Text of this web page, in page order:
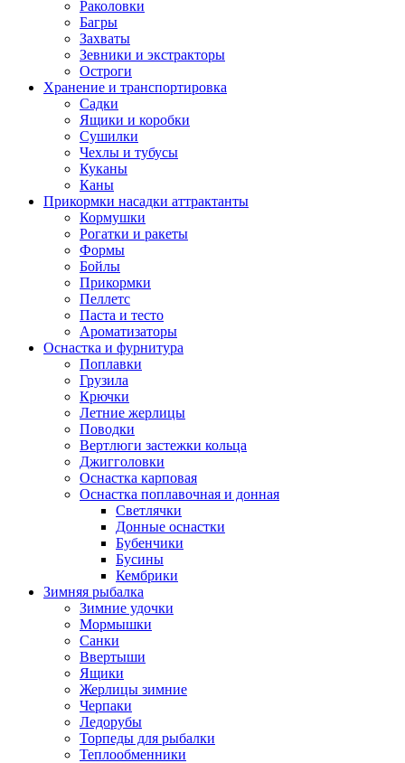
Раколовки
Багры
Захваты
Зевники и экстракторы
Остроги
Хранение и транспортировка
Садки
Ящики и коробки
Сушилки
Чехлы и тубусы
Куканы
Каны
Прикормки насадки аттрактанты
Кормушки
Рогатки и ракеты
Формы
Бойлы
Прикормки
Пеллетс
Паста и тесто
Ароматизаторы
Оснастка и фурнитура
Поплавки
Грузила
Крючки
Летние жерлицы
Поводки
Вертлюги застежки кольца
Джигголовки
Оснастка карповая
Оснастка поплавочная и донная
Светлячки
Донные оснастки
Бубенчики
Бусины
Кембрики
Зимняя рыбалка
Зимние удочки
Мормышки
Санки
Ввертыши
Ящики
Жерлицы зимние
Черпаки
Ледорубы
Торпеды для рыбалки
Теплообменники